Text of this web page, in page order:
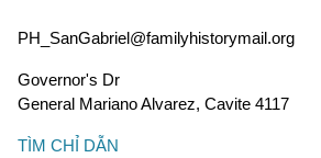
PH_SanGabriel@familyhistorymail.org
Governor's Dr
General Mariano Alvarez, Cavite 4117
TÌM CHỈ DẪN